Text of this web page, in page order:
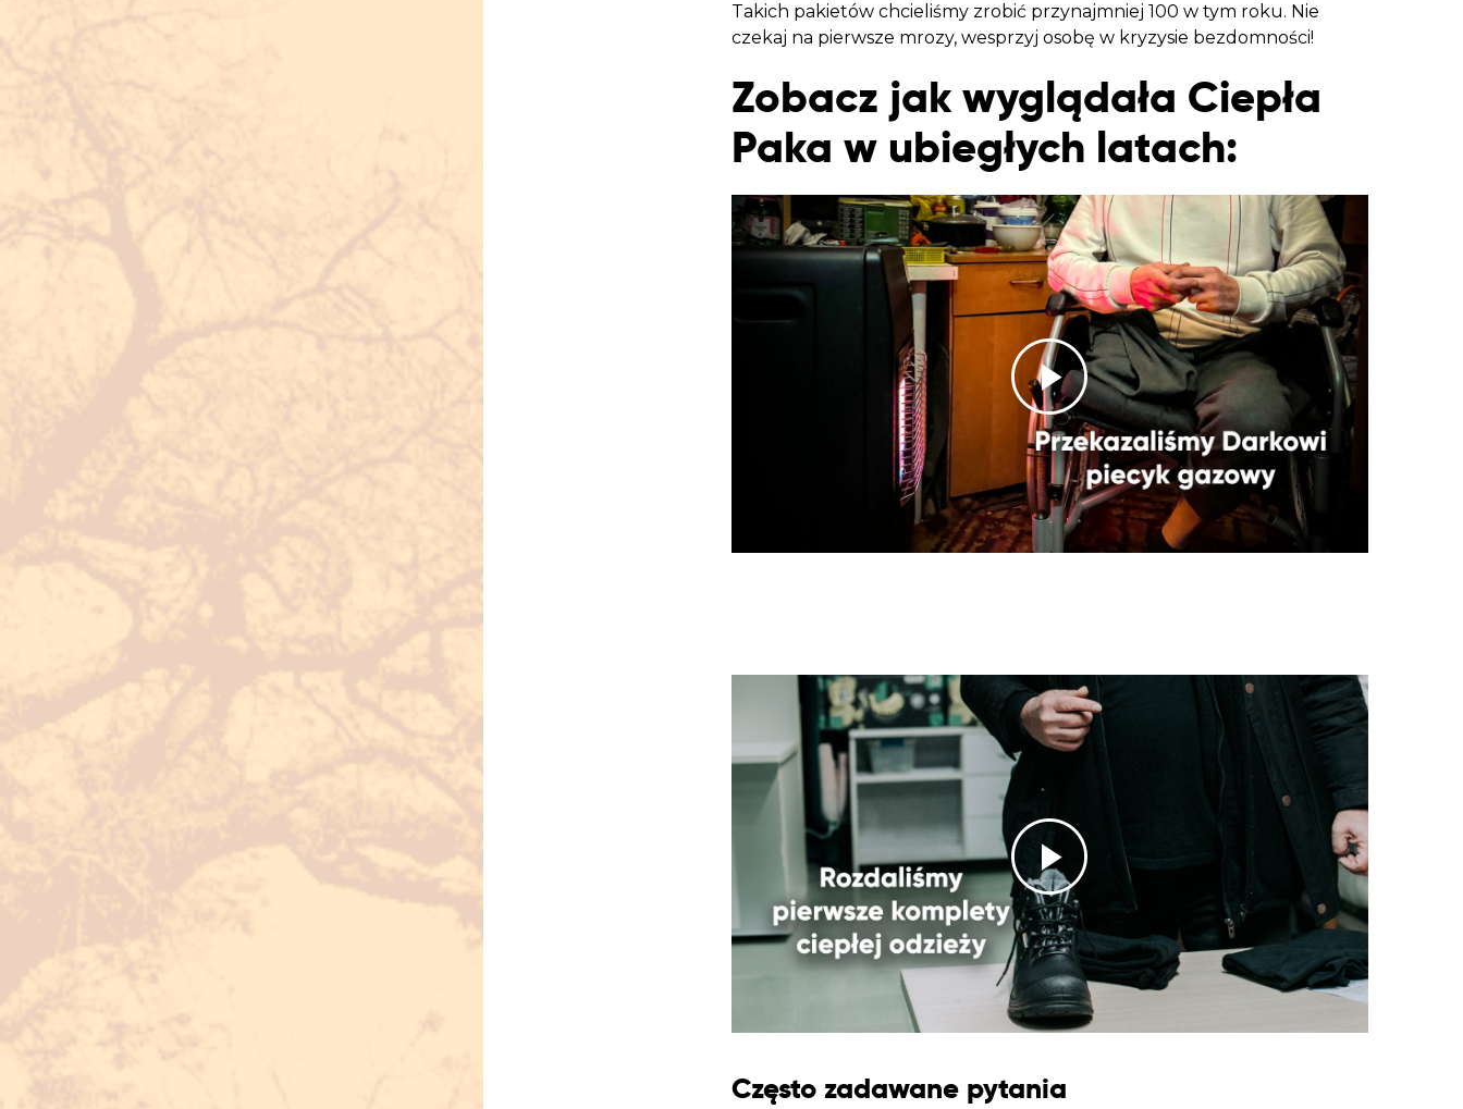
Takich pakietów chcieliśmy zrobić przynajmniej 100 w tym roku. Nie
czekaj na pierwsze mrozy, wesprzyj osobę w kryzysie bezdomności!
Zobacz jak wyglądała Ciepła
Paka w ubiegłych latach:
Często zadawane pytania